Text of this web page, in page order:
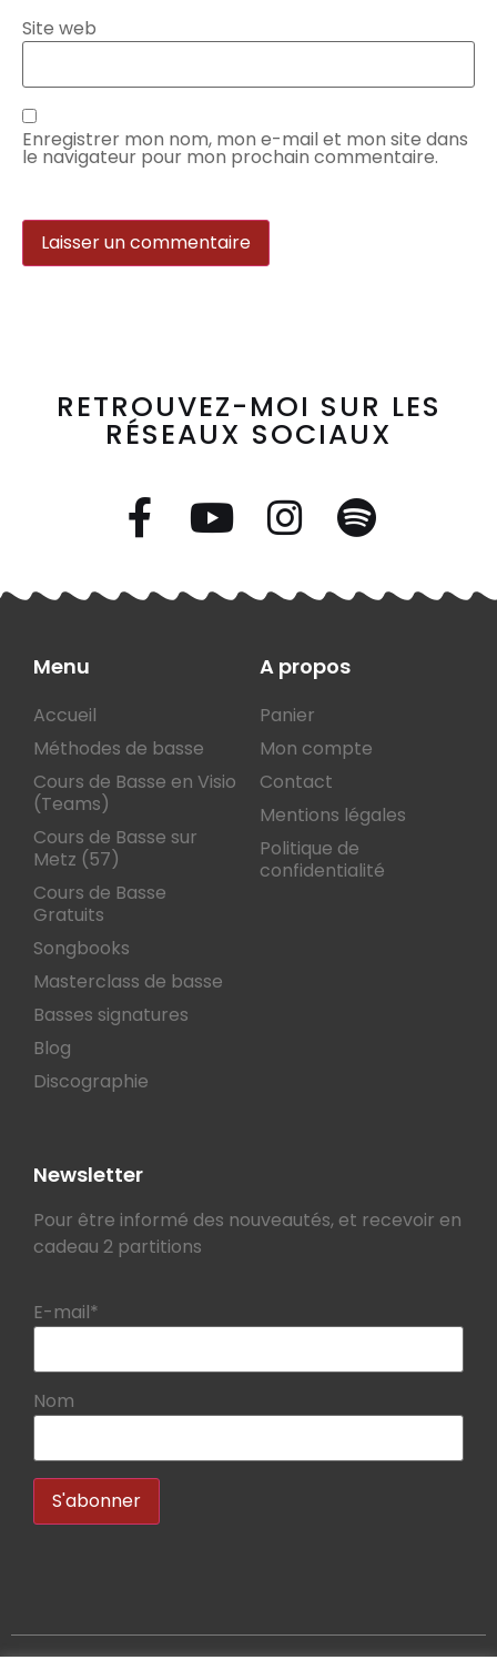
Site web
Enregistrer mon nom, mon e-mail et mon site dans
le navigateur pour mon prochain commentaire.
RETROUVEZ-MOI SUR LES
RÉSEAUX SOCIAUX
Menu
Accueil
Méthodes de basse
Cours de Basse en Visio
(Teams)
Cours de Basse sur
Metz (57)
Cours de Basse
Gratuits
Songbooks
Masterclass de basse
Basses signatures
Blog
Discographie
A propos
Panier
Mon compte
Contact
Mentions légales
Politique de
confidentialité
Newsletter
Pour être informé des nouveautés, et recevoir en
cadeau 2 partitions
E-mail*
Nom